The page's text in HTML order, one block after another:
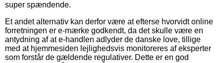
super spændende.
Et andet alternativ kan derfor være at efterse hvorvidt online
forretningen er e-mærke godkendt, da det skulle være en
antydning af at e-handlen adlyder de danske love, tillige
med at hjemmesiden lejlighedsvis monitoreres af eksperter
som forstår de gældende regulativer. Dette er en god